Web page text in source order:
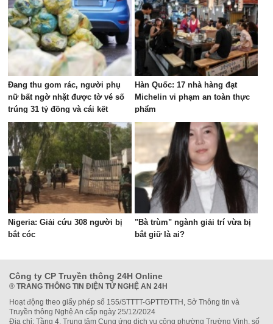
Đang thu gom rác, người phụ
nữ bất ngờ nhặt được tờ vé số
trúng 31 tỷ đồng và cái kết
Hàn Quốc: 17 nhà hàng đạt
Michelin vi phạm an toàn thực
phẩm
Nigeria: Giải cứu 308 người bị
bắt cóc
"Bà trùm" ngành giải trí vừa bị
bắt giữ là ai?
Công ty CP Truyền thông 24H Online
® TRANG THÔNG TIN ĐIỆN TỬ NGHỆ AN 24H
Hoạt động theo giấy phép số 155/STTTT-GPTTĐTTH, Sở Thông tin và
Truyền thông Nghệ An cấp ngày 25/12/2024
Địa chỉ: Tầng 4, Trung tâm Cung ứng dịch vụ công phường Trường Vinh, số